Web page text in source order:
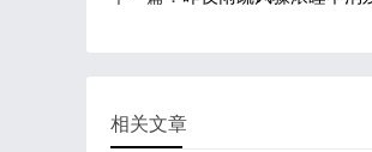
相关文章